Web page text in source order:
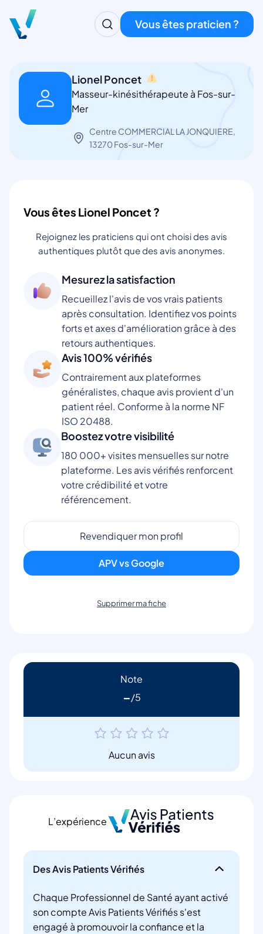
Vous êtes praticien ?
Lionel Poncet
Masseur-kinésithérapeute à Fos-sur-
Mer
Centre COMMERCIAL LA JONQUIERE,
13270 Fos-sur-Mer
Vous êtes Lionel Poncet ?
Rejoignez les praticiens qui ont choisi des avis
authentiques plutôt que des avis anonymes.
Mesurez la satisfaction
Recueillez l'avis de vos vrais patients
après consultation. Identifiez vos points
forts et axes d'amélioration grâce à des
retours authentiques.
Avis 100% vérifiés
Contrairement aux plateformes
généralistes, chaque avis provient d'un
patient réel. Conforme à la norme NF
ISO 20488.
Boostez votre visibilité
180 000+ visites mensuelles sur notre
plateforme. Les avis vérifiés renforcent
votre crédibilité et votre
référencement.
Revendiquer mon profil
APV vs Google
Supprimer ma fiche
Note
-
Aucun avis
L’expérience
Des Avis Patients Vérifiés
Chaque Professionnel de Santé ayant activé
son compte Avis Patients Vérifiés s'est
engagé à promouvoir la confiance et la